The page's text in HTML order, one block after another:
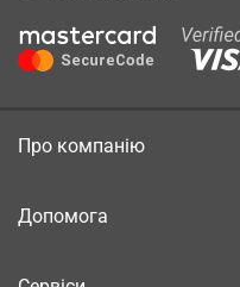
Про компанію
Допомога